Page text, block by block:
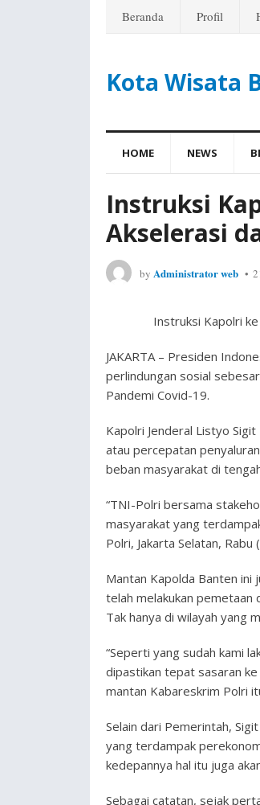
Beranda Profil
Kota Wisata
HOME NEWS
Instruksi
Akselerasi
by Administrator web
Instruksi Kapolri
JAKARTA – Presiden
perlindungan sosial
Pandemi Covid-19.
Kapolri Jenderal Listyo
atau percepatan
beban masyarakat di
“TNI-Polri bersama
masyarakat yang
Polri, Jakarta Selatan,
Mantan Kapolda Banten ini
telah melakukan pemetaan
Tak hanya di wilayah yang
“Seperti yang sudah kami
dipastikan tepat sasaran ke
mantan Kabareskrim Polri
Selain dari Pemerintah,
yang terdampak
kedepannya hal itu juga
Sebagai catatan, sejak